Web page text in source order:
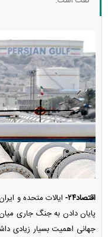
اقتصاد۲۴-
ایالات متحده و
پایان دادن به جنگ جاری
جهانی اهمیت بسیار زیادی